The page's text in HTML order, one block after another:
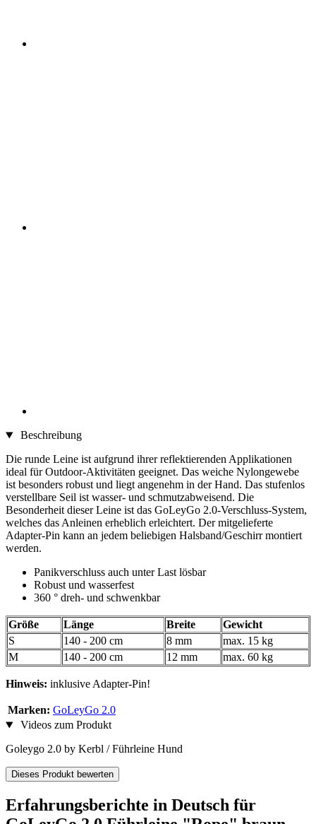
Beschreibung
Die runde Leine ist aufgrund ihrer reflektierenden Applikationen
ideal für Outdoor-Aktivitäten geeignet. Das weiche Nylongewebe
ist besonders robust und liegt angenehm in der Hand. Das stufenlos
verstellbare Seil ist wasser- und schmutzabweisend. Die
Besonderheit dieser Leine ist das GoLeyGo 2.0-Verschluss-System,
welches das Anleinen erheblich erleichtert. Der mitgelieferte
Adapter-Pin kann an jedem beliebigen Halsband/Geschirr montiert
werden.
Panikverschluss auch unter Last lösbar
Robust und wasserfest
360 ° dreh- und schwenkbar
Größe Länge Breite
Gewicht
S
140 - 200 cm 8 mm
max. 15 kg
M
140 - 200 cm 12 mm max. 60 kg
Hinweis: inklusive Adapter-Pin!
Marken: GoLeyGo 2.0
Videos zum Produkt
Goleygo 2.0 by Kerbl / Führleine Hund
Dieses Produkt bewerten
Erfahrungsberichte in Deutsch für